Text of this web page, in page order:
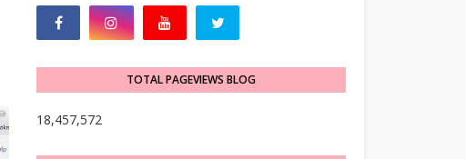
TOTAL PAGEVIEWS BLOG
18,457,572